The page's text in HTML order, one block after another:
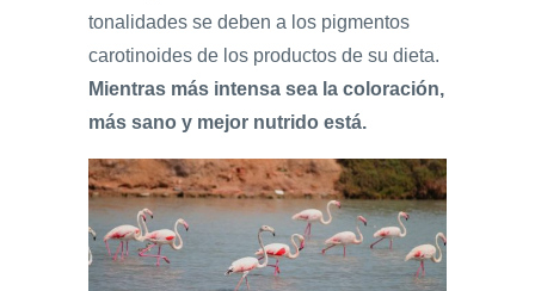
tonalidades se deben a los pigmentos
carotinoides de los productos de su dieta.
Mientras más intensa sea la coloración,
más sano y mejor nutrido está.